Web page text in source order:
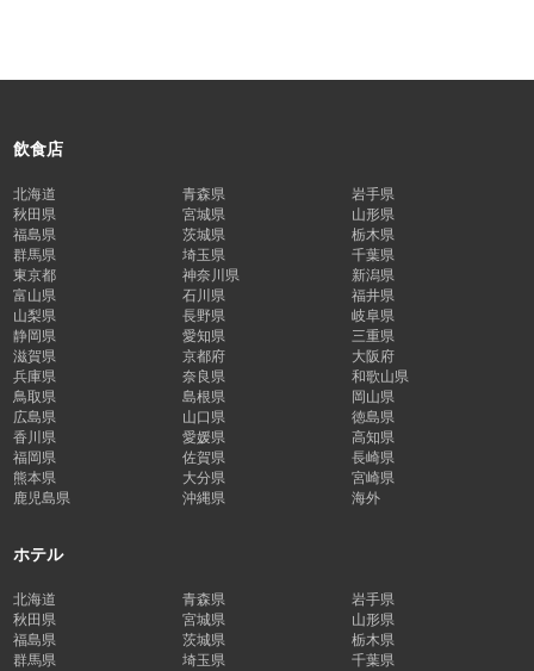
飲食店
北海道 青森県
岩手県
秋田県
宮城県
山形県
福島県
茨城県
栃木県
群馬県
埼玉県
千葉県
東京都
神奈川県
新潟県
富山県
石川県
福井県
山梨県
長野県
岐阜県
静岡県
愛知県
三重県
滋賀県
京都府
大阪府
兵庫県
奈良県
和歌山県
鳥取県
島根県
岡山県
広島県
山口県
徳島県
香川県
愛媛県
高知県
福岡県
佐賀県
長崎県
熊本県
大分県
宮崎県
鹿児島県
沖縄県 海外
ホテル
北海道 青森県
岩手県
秋田県
宮城県
山形県
福島県
茨城県
栃木県
群馬県
埼玉県
千葉県